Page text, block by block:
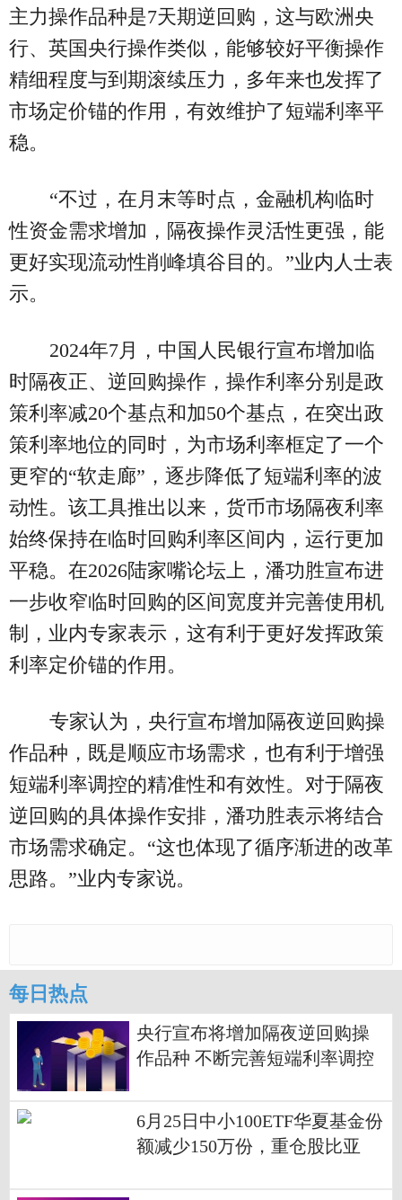
主力操作品种是7天期逆回购，这与欧洲央
行、英国央行操作类似，能够较好平衡操作
精细程度与到期滚续压力，多年来也发挥了
市场定价锚的作用，有效维护了短端利率平
稳。
“不过，在月末等时点，金融机构临时
性资金需求增加，隔夜操作灵活性更强，能
更好实现流动性削峰填谷目的。”业内人士表
示。
2024年7月，中国人民银行宣布增加临
时隔夜正、逆回购操作，操作利率分别是政
策利率减20个基点和加50个基点，在突出政
策利率地位的同时，为市场利率框定了一个
更窄的“软走廊”，逐步降低了短端利率的波
动性。该工具推出以来，货币市场隔夜利率
始终保持在临时回购利率区间内，运行更加
平稳。在2026陆家嘴论坛上，潘功胜宣布进
一步收窄临时回购的区间宽度并完善使用机
制，业内专家表示，这有利于更好发挥政策
利率定价锚的作用。
专家认为，央行宣布增加隔夜逆回购操
作品种，既是顺应市场需求，也有利于增强
短端利率调控的精准性和有效性。对于隔夜
逆回购的具体操作安排，潘功胜表示将结合
市场需求确定。“这也体现了循序渐进的改革
思路。”业内专家说。
每日热点
央行宣布将增加隔夜逆回购操
作品种 不断完善短端利率调控
6月25日中小100ETF华夏基金份
额减少150万份，重仓股比亚